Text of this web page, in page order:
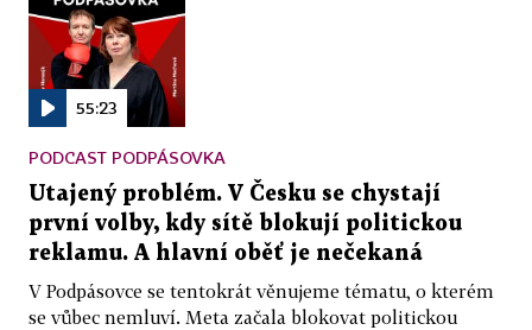
55:23
PODCAST PODPÁSOVKA
Utajený problém. V Česku se chystají
první volby, kdy sítě blokují politickou
reklamu. A hlavní oběť je nečekaná
V Podpásovce se tentokrát věnujeme tématu, o kterém
se vůbec nemluví. Meta začala blokovat politickou